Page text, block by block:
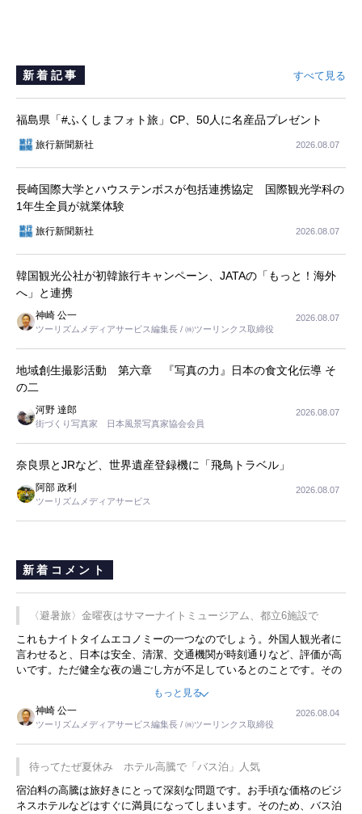
新着記事 すべて見る
福島県「#ふくしまフォト旅」CP、50人に名産品プレゼント
旅行新聞新社 2026.08.07
長崎国際大学とハウステンボスが包括連携協定 国際観光学科の
1年生全員が就業体験
旅行新聞新社 2026.08.07
韓国観光公社が初韓旅行キャンペーン、JATAの「もっと！海外
へ」と連携
神崎 公一
ツーリズムメディアサービス編集長 / ㈱ツーリンクス取締役
2026.08.07
地域創生撮影活動 第六章 『写真の力』日本の食文化伝導 そ
の二
河野 達郎
街づくり写真家 日本風景写真家協会会員
2026.08.07
奈良県とJRなど、世界遺産登録機に「飛鳥トラベル」
阿部 政利
ツーリズムメディアサービス
2026.08.07
新着コメント
〈避暑旅〉金曜夜はサマーナイトミュージアム、都立6施設で
これもナイトタイムエコノミーの一つなのでしょう。外国人観光者に
言わせると、日本は安全、清潔、交通機関が時刻通りなど、評価が高
いです。ただ健全な夜の過ごし方が不足しているとのことです。その
ような意味で、金曜夜にこのようなイベントが行われれば、日本人に
限らず外国人にとっても楽しみが増えるでしょうね。
もっと見る
神崎 公一
ツーリズムメディアサービス編集長 / ㈱ツーリンクス取締役
2026.08.04
待ってたぜ夏休み ホテル高騰で「バス泊」人気
宿泊料の高騰は旅好きにとって深刻な問題です。お手頃な価格のビジ
ネスホテルなどはすぐに満員になってしまいます。そのため、バス泊